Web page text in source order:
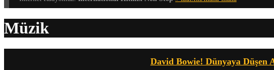
Müzik
David Bowie! Dünyaya